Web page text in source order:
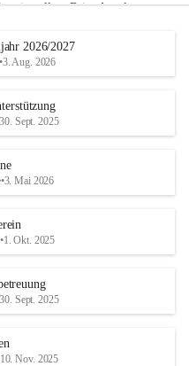
stellen. Beim Angeln
während beim
Treffsicherheit
die willkommene
Mit vielen lachenden
2026/2027
3. Aug. 2026
30. Sept. 2025
•3. Mai 2026
•1. Okt. 2025
30. Sept. 2025
10. Nov. 2025